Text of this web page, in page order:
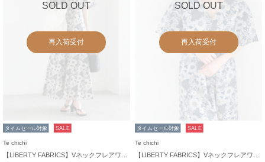
SOLD OUT
再入荷受付
タイムセール対象 SALE
Te chichi
SOLD OUT
再入荷受付
タイムセール対象 SALE
Te chichi